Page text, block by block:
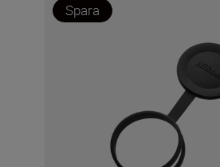
Spara